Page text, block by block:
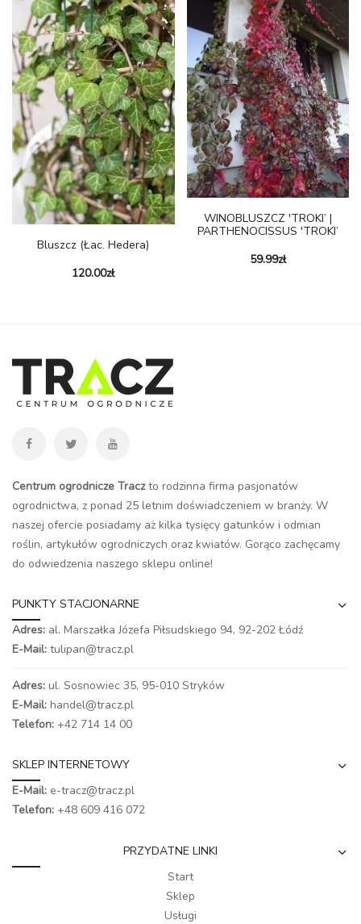
Bluszcz (łac. Hedera)
120.00zł
WINOBLUSZCZ 'TROKI’ |
PARTHENOCISSUS 'TROKI’
59.99zł
Centrum ogrodnicze Traczto rodzinna firma pasjonatów
ogrodnictwa, z ponad 25 letnim doświadczeniem w branży. W
naszej ofercie posiadamy aż kilka tysięcy gatunków i odmian
roślin, artykułów ogrodniczych oraz kwiatów. Gorąco zachęcamy
do odwiedzenia naszego sklepu online!
PUNKTY STACJONARNE
Adres: al. Marszałka Józefa Piłsudskiego 94, 92-202 Łódź
E-Mail: tulipan@tracz.pl
Adres: ul. Sosnowiec 35, 95-010 Stryków
E-Mail: handel@tracz.pl
Telefon: +42 714 14 00
SKLEP INTERNETOWY
E-Mail: e-tracz@tracz.pl
Telefon: +48 609 416 072
PRZYDATNE LINKI
Start
Sklep
Usługi